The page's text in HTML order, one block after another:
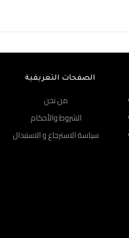
الصفحات التعريفية
من نحن
الشروط والأحكام
سياسة الاسترجاع و الاستبدال